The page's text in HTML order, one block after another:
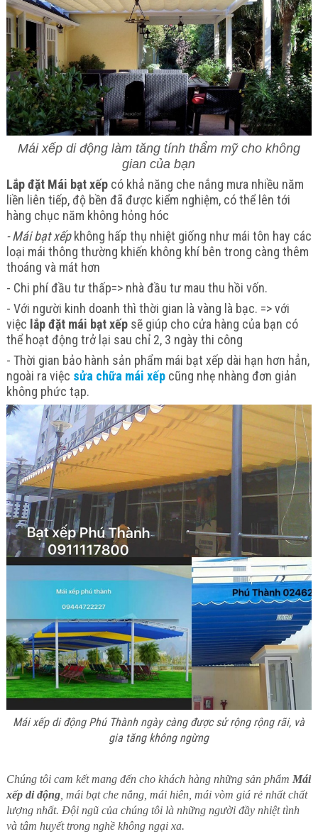
Mái xếp di động làm tăng tính thẩm mỹ cho không
gian của bạn
Lắp đặt Mái bạt xếpcó khả năng che nắng mưa nhiều năm
liền liên tiếp, độ bền đã được kiểm nghiệm, có thể lên tới
hàng chục năm không hỏng hóc
- Mái bạt xếpkhông hấp thụ nhiệt giống như mái tôn hay các
loại mái thông thường khiến không khí bên trong càng thêm
thoáng và mát hơn
- Chi phí đầu tư thấp=> nhà đầu tư mau thu hồi vốn.
- Với người kinh doanh thì thời gian là vàng là bạc. => với
việc lắp đặt mái bạt xếpsẽ giúp cho cửa hàng của bạn có
thể hoạt động trở lại sau chỉ 2, 3 ngày thi công
- Thời gian bảo hành sản phẩm mái bạt xếp dài hạn hơn hẳn,
ngoài ra việc sửa chữa mái xếpcũng nhẹ nhàng đơn giản
không phức tạp.
Mái xếp di động Phú Thành ngày càng được sử rộng rộng rãi, và
gia tăng không ngừng
Chúng tôi cam kết mang đến cho khách hàng những sản phẩm Mái
xếp di động, mái bạt che nắng, mái hiên, mái vòm giá rẻ nhất chất
lượng nhất. Đội ngũ của chúng tôi là những người đầy nhiệt tình
và tâm huyết trong nghề không ngại xa.